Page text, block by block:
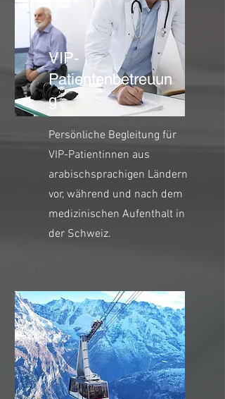
VIP-
Patientenbetreuun
g
Persönliche Begleitung für
VIP-Patientinnen aus
arabischsprachigen Ländern
vor, während und nach dem
medizinischen Aufenthalt in
der Schweiz.